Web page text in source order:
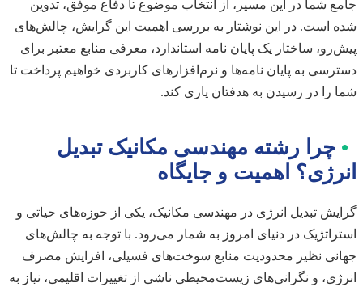
جامع شما در این مسیر، از انتخاب موضوع تا دفاع موفق، تدوین
شده است. در این نوشتار به بررسی اهمیت این گرایش، چالش‌های
پیش‌رو، ساختار یک پایان نامه استاندارد، معرفی منابع معتبر برای
دسترسی به پایان نامه‌ها و نرم‌افزارهای کاربردی خواهیم پرداخت تا
شما را در رسیدن به هدفتان یاری کند.
• چرا رشته مهندسی مکانیک تبدیل
انرژی؟ اهمیت و جایگاه
گرایش تبدیل انرژی در مهندسی مکانیک، یکی از حوزه‌های حیاتی و
استراتژیک در دنیای امروز به شمار می‌رود. با توجه به چالش‌های
جهانی نظیر محدودیت منابع سوخت‌های فسیلی، افزایش مصرف
انرژی، و نگرانی‌های زیست‌محیطی ناشی از تغییرات اقلیمی، نیاز به